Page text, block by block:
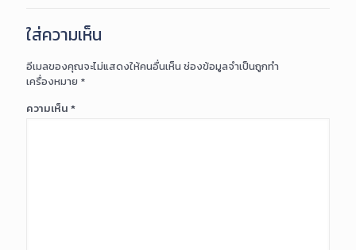
ใส่ความเห็น
อีเมลของคุณจะไม่แสดงให้คนอื่นเห็น ช่องข้อมูลจำเป็นถูกทำ
เครื่องหมาย *
ความเห็น *